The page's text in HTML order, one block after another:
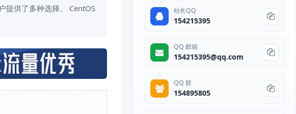
提供了多种选择。 CentOS
站长QQ
154215395
QQ 邮箱
154215395@qq.com
QQ 群
154895805